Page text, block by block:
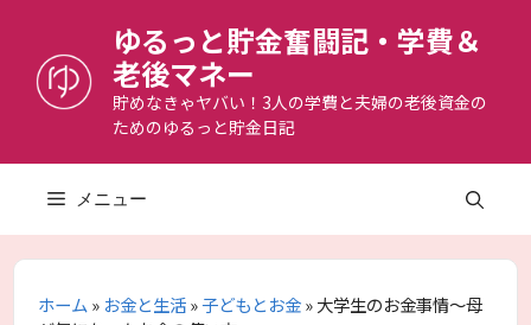
へ
ゆるっと貯金奮闘記・学費＆
老後マネー
貯めなきゃヤバい！3人の学費と夫婦の老後資金の
ためのゆるっと貯金日記
メニュー
ホーム» お金と生活»子どもとお金»大学生のお金事情～母